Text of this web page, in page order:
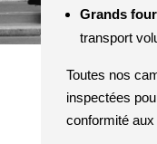
Grands
transport
Toutes nos
inspectées
conformité